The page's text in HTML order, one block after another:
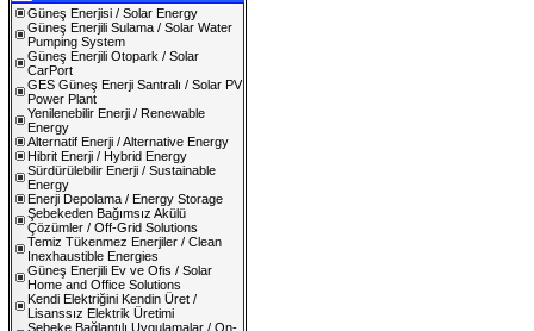
Güneş Enerjisi / Solar Energy
Güneş Enerjili Sulama / Solar Water
Pumping System
Güneş Enerjili Otopark / Solar
CarPort
GES Güneş Enerji Santralı / Solar PV
Power Plant
Yenilenebilir Enerji / Renewable
Energy
Alternatif Enerji / Alternative Energy
Hibrit Enerji / Hybrid Energy
Sürdürülebilir Enerji / Sustainable
Energy
Enerji Depolama / Energy Storage
Şebekeden Bağımsız Akülü
Çözümler / Off-Grid Solutions
Temiz Tükenmez Enerjiler / Clean
Inexhaustible Energies
Güneş Enerjili Ev ve Ofis / Solar
Home and Office Solutions
Kendi Elektriğini Kendin Üret /
Lisanssız Elektrik Üretimi
Şebeke Bağlantılı Uygulamalar / On-